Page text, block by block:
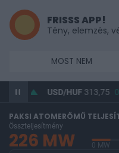
FRISSS APP!
Tény, elemzés,
MOST NEM
USD/HUF313,75 0,21%
PAKSI ATOMERŐMŰ
Összteljesítmény
226 MW 0 MW